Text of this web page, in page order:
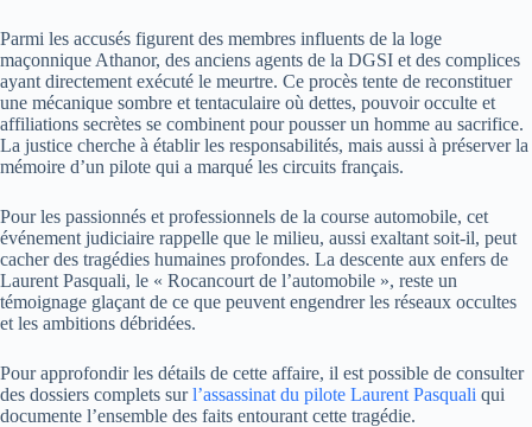
Parmi les accusés figurent des membres influents de la loge
maçonnique Athanor, des anciens agents de la DGSI et des complices
ayant directement exécuté le meurtre. Ce procès tente de reconstituer
une mécanique sombre et tentaculaire où dettes, pouvoir occulte et
affiliations secrètes se combinent pour pousser un homme au sacrifice.
La justice cherche à établir les responsabilités, mais aussi à préserver la
mémoire d’un pilote qui a marqué les circuits français.
Pour les passionnés et professionnels de la course automobile, cet
événement judiciaire rappelle que le milieu, aussi exaltant soit-il, peut
cacher des tragédies humaines profondes. La descente aux enfers de
Laurent Pasquali, le « Rocancourt de l’automobile », reste un
témoignage glaçant de ce que peuvent engendrer les réseaux occultes
et les ambitions débridées.
Pour approfondir les détails de cette affaire, il est possible de consulter
des dossiers complets surl’assassinat du pilote Laurent Pasquali qui
documente l’ensemble des faits entourant cette tragédie.